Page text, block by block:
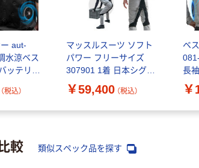
aut-
水涼ベス
ッテリー
送品）
（税込）
マッスルスーツ ソフト
パワー フリーサイズ
307901 1着 日本シグマ
ックス パワーアシス
トスーツ
￥59,400 （税込）
ベ
長
ウ
送品
￥
較 類似スペック品を探す